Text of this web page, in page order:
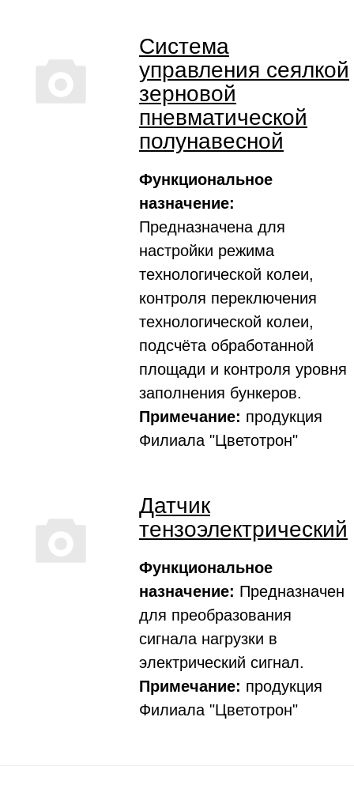
Система
управления сеялкой
зерновой
пневматической
полунавесной
Функциональное
назначение:
Предназначена для
настройки режима
технологической колеи,
контроля переключения
технологической колеи,
подсчёта обработанной
площади и контроля уровня
заполнения бункеров.
Примечание: продукция
Филиала "Цветотрон"
Датчик
тензоэлектрический
Функциональное
назначение: Предназначен
для преобразования
сигнала нагрузки в
электрический сигнал.
Примечание: продукция
Филиала "Цветотрон"